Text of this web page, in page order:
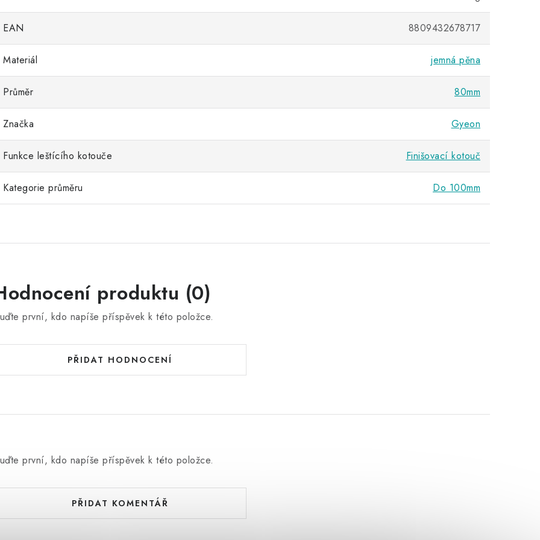
EAN 8809432678717
Materiál jemná pěna
Průměr 80mm
Značka Gyeon
Funkce leštícího kotouče Finišovací kotouč
Kategorie průměru Do 100mm
produktu (0)
první, kdo napíše příspěvek k této položce.
PŘIDAT HODNOCENÍ
první, kdo napíše příspěvek k této položce.
PŘIDAT KOMENTÁŘ